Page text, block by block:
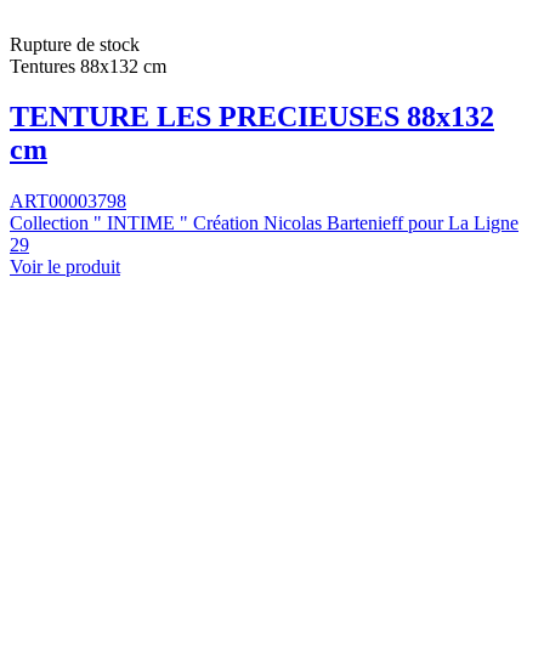
Rupture de stock
Tentures 88x132 cm
TENTURE LES PRECIEUSES 88x132
cm
ART00003798
Collection " INTIME " Création Nicolas Bartenieff pour La Ligne
29
Voir le produit